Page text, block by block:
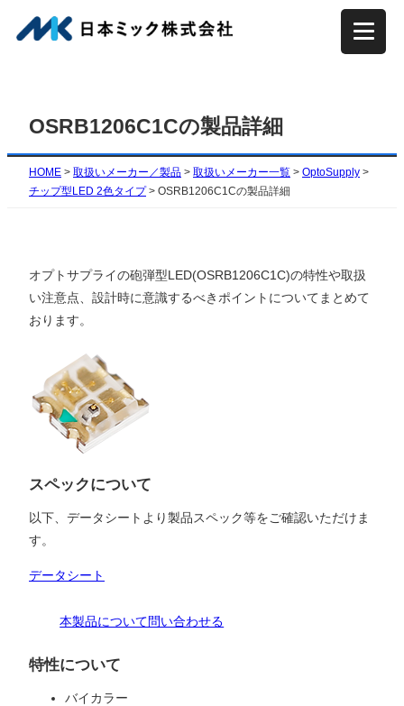
容
プ
OSRB1206C1Cの製品詳細
HOME > 取扱いメーカー／製品 > 取扱いメーカー一覧 > OptoSupply >
チップ型LED 2色タイプ> OSRB1206C1Cの製品詳細
オプトサプライの砲弾型LED(OSRB1206C1C)の特性や取扱
い注意点、設計時に意識するべきポイントについてまとめて
おります。
スペックについて
以下、データシートより製品スペック等をご確認いただけま
す。
データシート
本製品について問い合わせる
特性について
バイカラー